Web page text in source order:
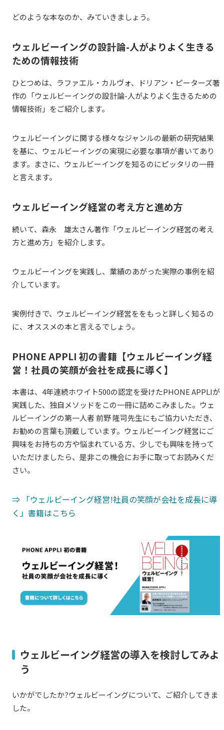
どのような本なのか、みていきましょう。
ウェルビーイングの設計論-人がよりよく生きる
ための情報技術
ひとつめは、ラファエル・カルヴォ、ドリアン・ピーターズ著
作の「ウェルビーイングの設計論-人がよりよく生きるための
情報技術」をご紹介します。
ウェルビーイングに関する様々なジャンルの最新の研究結果
を基に、ウェルビーイングの実現に必要な事項が書いてあり
ます。まさに、ウェルビーイングを知るのにピッタリの一冊
と言えます。
ウェルビーイング経営の考え方と進め方
続いて、森永 雄太さん著作「ウェルビーイング経営の考え
方と進め方」を紹介します。
ウェルビーイングを実践し、業績のあがった実際の事例を紹
介しています。
実例付きで、ウェルビーイング経営ををもっと詳しく知るの
に、オススメの本と言えるでしょう。
PHONE APPLI 初の書籍【ウェルビーイング経
営！社員の笑顔が会社を成長に導く】
本書は、4年連続ホワイト500の認定を受けたPHONEAPPLIが
実践した、独自メソッドをこの一冊に詰めこみました。ウェ
ルビーイングの第一人者 前野 隆司先生にもご協力いただき、
お勧めの言葉も頂戴しています。ウェルビーイング経営にご
興味をお持ちの方や悩まれている方、少しでも興味を持って
いただけましたら、是非この機会にお手に取ってお読みくだ
さい。
⇒ 「ウェルビーイング経営!社員の笑顔が会社を成長に導
く」書籍はこちら
ウェルビーイング経営の導入を検討してみよ
う
いかがでしたか?ウェルビーイングについて、ご紹介してきま
した。